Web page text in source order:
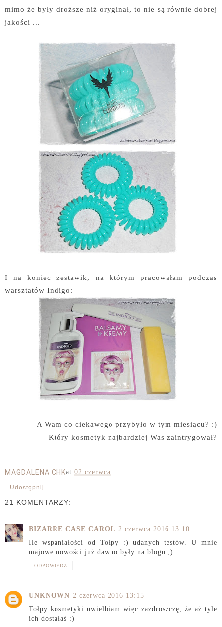
mimo że były droższe niż oryginał, to nie są równie dobrej
jakości ...
I na koniec zestawik, na którym pracowałam podczas
warsztatów Indigo:
A Wam co ciekawego przybyło w tym miesiącu? :)
Który kosmetyk najbardziej Was zaintrygował?
MAGDALENA CHKat 02 czerwca
Udostępnij
21 KOMENTARZY:
BIZARRE CASE CAROL 2 czerwca 2016 13:10
Ile wspaniałości od Tołpy :) udanych testów. U mnie
majowe nowości już dawno były na blogu ;)
ODPOWIEDZ
UNKNOWN 2 czerwca 2016 13:15
Tołpy kosmetyki uwielbiam więc zazdroszczę, że aż tyle
ich dostałaś :)